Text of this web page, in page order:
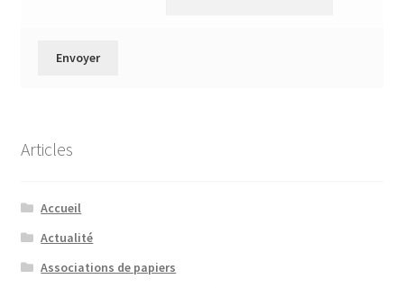
Articles
Accueil
Actualité
Associations de papiers